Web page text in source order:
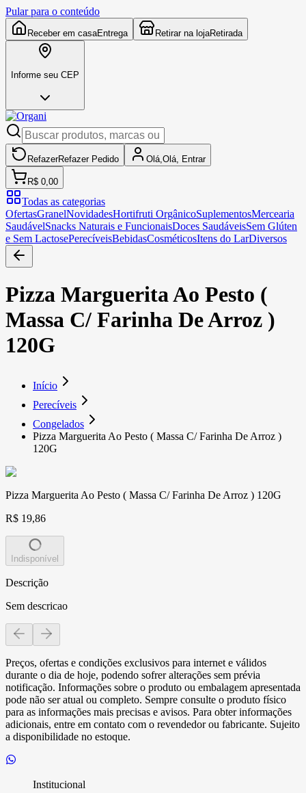
Pular para o conteúdo
Receber em casaEntrega Retirar na lojaRetirada
Informe seu CEP
RefazerRefazer Pedido Olá, Olá, Entrar
R$ 0,00
Todas as categorias
OfertasGranelNovidadesHortifruti OrgânicoSuplementosMercearia
SaudávelSnacks Naturais e FuncionaisDoces SaudáveisSem Glúten
e Sem LactosePerecíveisBebidasCosméticosItens do LarDiversos
Pizza Marguerita Ao Pesto (
Massa C/ Farinha De Arroz )
120G
Início
Perecíveis
Congelados
Pizza Marguerita Ao Pesto ( Massa C/ Farinha De Arroz )
120G
Pizza Marguerita Ao Pesto ( Massa C/ Farinha De Arroz ) 120G
R$ 19,86
Indisponível
Descrição
Sem descricao
Preços, ofertas e condições exclusivos para internet e válidos
durante o dia de hoje, podendo sofrer alterações sem prévia
notificação. Informações sobre o produto ou embalagem apresentada
pode não ser atual ou completo. Sempre consulte o produto físico
para as informações mais precisas e avisos. Para obter informações
adicionais, entre em contato com o revendedor ou fabricante. Sujeito
a disponibilidade no estoque.
Institucional